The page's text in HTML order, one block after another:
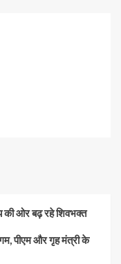
की ओर बढ़ रहे शिवभक्त
पीएम और गृह मंत्री के